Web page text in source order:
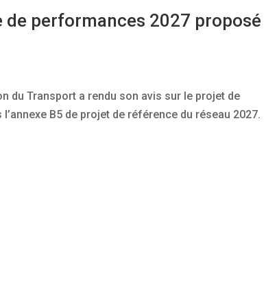
performances 2027 proposé
du Transport a rendu son avis sur le projet de
B5 de projet de référence du réseau 2027.